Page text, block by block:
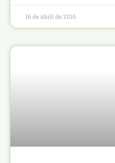
16 de abril de 2016